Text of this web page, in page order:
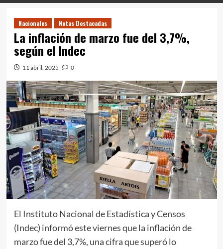
Nacionales Notas Destacadas
La inflación de marzo fue del 3,7%,
según el Indec
11 abril, 2025 0
El Instituto Nacional de Estadística y Censos
(Indec) informó este viernes que la inflación de
marzo fue del 3,7%, una cifra que superó lo